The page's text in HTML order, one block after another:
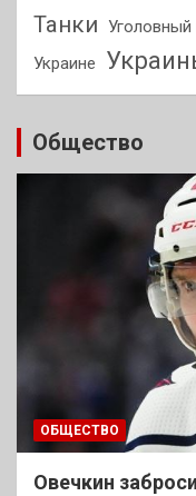
Танки Уголовный
Украине
Общество
ОБЩЕСТВО
Овечкин